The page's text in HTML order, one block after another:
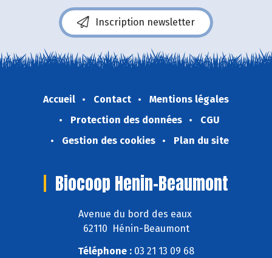
Inscription newsletter
Accueil Contact
Mentions légales
Protection des données
CGU
Gestion des cookies
Plan du site
Biocoop Henin-Beaumont
Avenue du bord des eaux
62110 Hénin-Beaumont
Téléphone : 03 21 13 09 68